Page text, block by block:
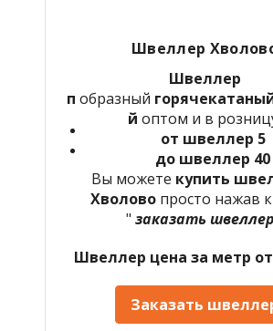
Швеллер
Швеллер
п образный
й оптом и в
от швеллер 5
до швеллер 40
Вы можете купить
Хволово просто нажав
" заказать швеллер
Швеллер цена за метр от
Заказать